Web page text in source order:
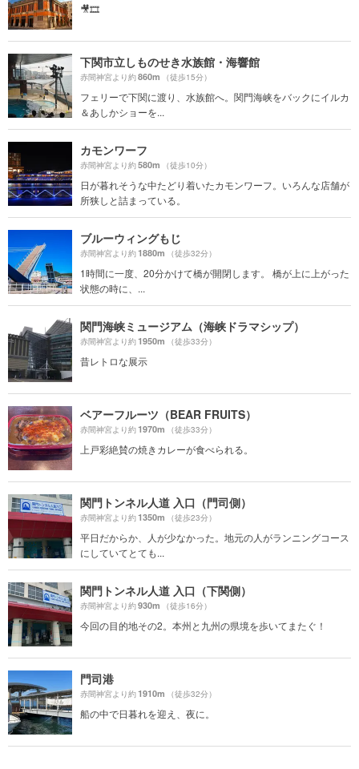
🎥🎞
下関市立しものせき水族館・海響館
赤間神宮より約860m （徒歩15分）
フェリーで下関に渡り、水族館へ。関門海峡をバックにイルカ
＆あしかショーを...
カモンワーフ
赤間神宮より約580m （徒歩10分）
日が暮れそうな中たどり着いたカモンワーフ。いろんな店舗が
所狭しと詰まっている。
ブルーウィングもじ
赤間神宮より約1880m （徒歩32分）
1時間に一度、20分かけて橋が開閉します。 橋が上に上がった
状態の時に、...
関門海峡ミュージアム（海峡ドラマシップ）
赤間神宮より約1950m （徒歩33分）
昔レトロな展示
ベアーフルーツ（BEAR FRUITS）
赤間神宮より約1970m （徒歩33分）
上戸彩絶賛の焼きカレーが食べられる。
関門トンネル人道 入口（門司側）
赤間神宮より約1350m （徒歩23分）
平日だからか、人が少なかった。地元の人がランニングコース
にしていてとても...
関門トンネル人道 入口（下関側）
赤間神宮より約930m （徒歩16分）
今回の目的地その2。本州と九州の県境を歩いてまたぐ！
門司港
赤間神宮より約1910m （徒歩32分）
船の中で日暮れを迎え、夜に。